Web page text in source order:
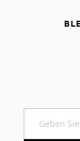
sich